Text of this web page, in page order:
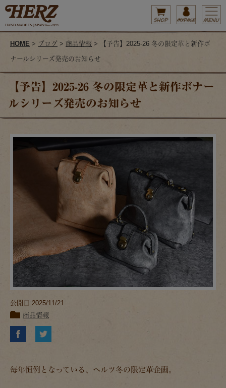
HOME > ブログ > 商品情報 > 【予告】2025-26 冬の限定革と新作ボ
ナールシリーズ発売のお知らせ
【予告】2025-26 冬の限定革と新作ボナー
ルシリーズ発売のお知らせ
公開日:2025/11/21
商品情報
毎年恒例となっている、ヘルツ冬の限定革企画。